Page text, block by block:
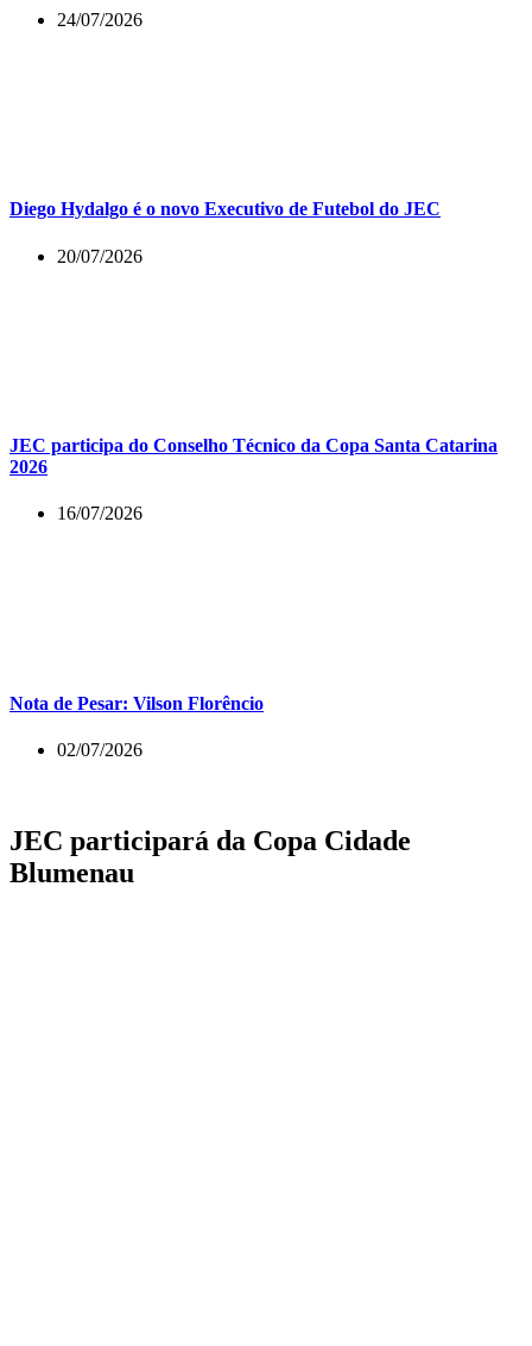
24/07/2026
Diego Hydalgo é o novo Executivo de Futebol do JEC
20/07/2026
JEC participa do Conselho Técnico da Copa Santa Catarina
2026
16/07/2026
Nota de Pesar: Vilson Florêncio
02/07/2026
JEC participará da Copa Cidade
Blumenau